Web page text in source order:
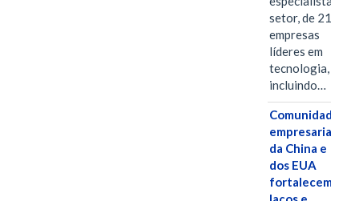
setor, de 21
empresas
líderes em
tecnologia,
incluindo…
Comunidades
empresariais
da China e
dos EUA
fortalecem